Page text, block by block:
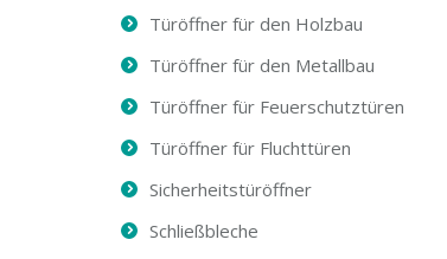
Türöffner für den Holzbau
Türöffner für den Metallbau
Türöffner für Feuerschutztüren
Türöffner für Fluchttüren
Sicherheitstüröffner
Schließbleche